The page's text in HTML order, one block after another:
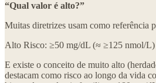
“Qual valor é alto?”
Muitas diretrizes usam como referência
Alto Risco: ≥50 mg/dL (≈ ≥125 nmol/L)
E existe o conceito de muito alto
destacam como risco ao longo da vida